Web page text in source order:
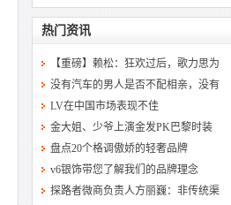
热门资讯
【重磅】赖松：狂欢过后，歌力思为
没有汽车的男人是否不配相亲，没有
LV在中国市场表现不佳
金大姐、少爷上演金发PK巴黎时装
盘点20个格调傲娇的轻奢品牌
v6银饰带您了解我们的品牌理念
探路者微商负责人方丽巍：非传统渠